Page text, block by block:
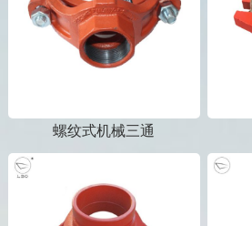
螺纹式机械三通